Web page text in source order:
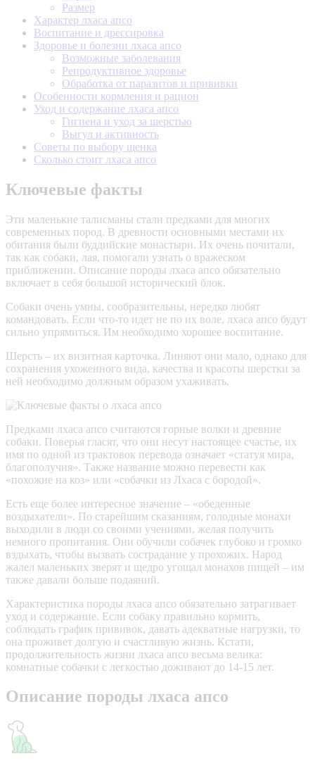
Размер
Характер лхаса апсо
Воспитание и дрессировка
Здоровье и болезни лхаса апсо
Возможные заболевания
Репродуктивное здоровье
Обработка от паразитов и прививки
Особенности кормления и рацион
Уход и содержание лхаса апсо
Гигиена и уход за шерстью
Выгул и активность
Советы по выбору щенка
Сколько стоит лхаса апсо
Ключевые факты
Эти маленькие талисманы стали предками для многих
современных пород. В древности основными местами их
обитания были буддийские монастыри. Их очень почитали,
так как собаки, лая, помогали узнать о вражеском
приближении. Описание породы лхаса апсо обязательно
включает в себя большой исторический блок.
Собаки очень умны, сообразительны, нередко любят
командовать. Если что-то идет не по их воле, лхаса апсо будут
сильно упрямиться. Им необходимо хорошее воспитание.
Шерсть – их визитная карточка. Линяют они мало, однако для
сохранения ухоженного вида, качества и красоты шерстки за
ней необходимо должным образом ухаживать.
Предками лхаса апсо считаются горные волки и древние
собаки. Поверья гласят, что они несут настоящее счастье, их
имя по одной из трактовок перевода означает «статуя мира,
благополучия». Также название можно перевести как
«похожие на коз» или «собачки из Лхаса с бородой».
Есть еще более интересное значение – «обеденные
воздыхатели». По старейшим сказаниям, голодные монахи
выходили в люди со своими учениями, желая получить
немного пропитания. Они обучили собачек глубоко и громко
вздыхать, чтобы вызвать сострадание у прохожих. Народ
жалел маленьких зверят и щедро угощал монахов пищей – им
также давали больше подаяний.
Характеристика породы лхаса апсо обязательно затрагивает
уход и содержание. Если собаку правильно кормить,
соблюдать график прививок, давать адекватные нагрузки, то
она проживет долгую и счастливую жизнь. Кстати,
продолжительность жизни лхаса апсо весьма велика:
комнатные собачки с легкостью доживают до 14-15 лет.
Описание породы лхаса апсо